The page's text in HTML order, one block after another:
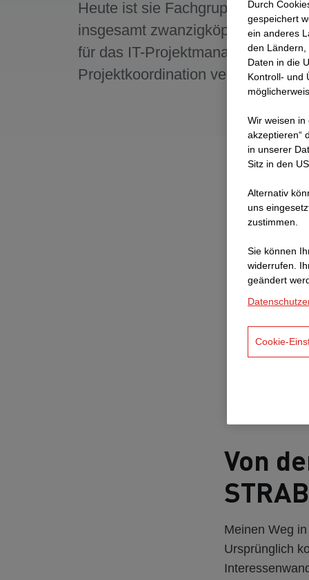
Heute ist sie Fachgruppenleiterin
insgesamt zwanzigköpfigen
für das IT-Projektmanagement
Projektkoordination verantwortlich.
Von
Meinen Weg
Ursprünglich
Durch
gespeichert
ein anderes
den Ländern,
Daten in die
Kontroll- und
Wir weisen in
akzeptieren“
in unserer
Sitz in den
Alternativ
uns
zustimmen.
Sie können
widerrufen.
geändert
Cookie-